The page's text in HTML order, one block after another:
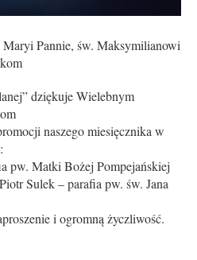
Pannie, św. Maksymilianowi
dziękuje Wielebnym
naszego miesięcznika w
pw. Matki Bożej Pompejańskiej
Sulek – parafia pw. św. Jana
i ogromną życzliwość.